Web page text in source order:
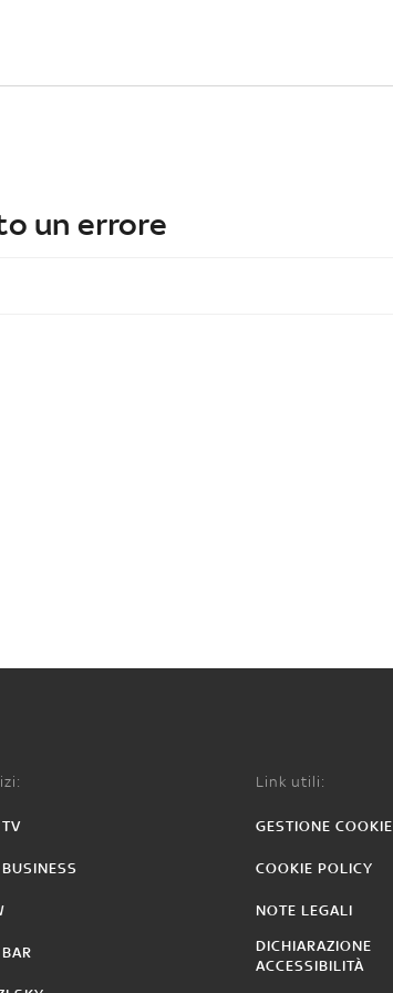
un errore
Link utili:
GESTIONE COOKIE
COOKIE POLICY
NOTE LEGALI
DICHIARAZIONE
ACCESSIBILITÀ